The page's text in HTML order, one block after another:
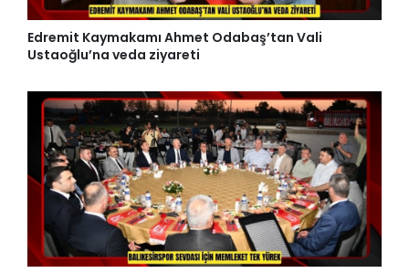
Edremit Kaymakamı Ahmet Odabaş’tan Vali
Ustaoğlu’na veda ziyareti